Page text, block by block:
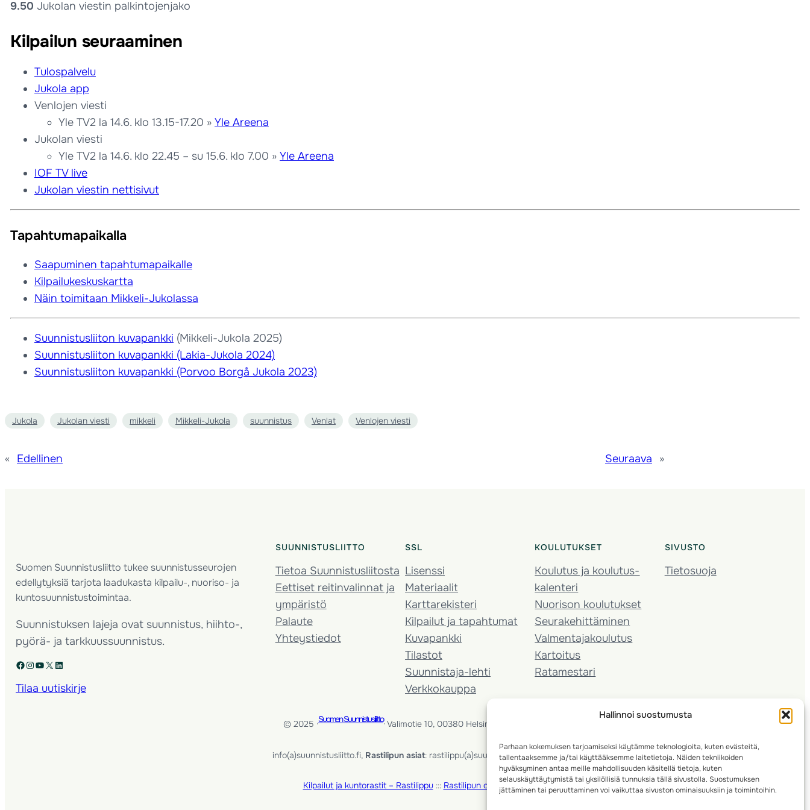
Hallinnoi suostumusta
Parhaan kokemuksen tarjoamiseksi käytämme teknologioita, kuten evästeitä,
tallentaaksemme ja/tai käyttääksemme laitetietoja. Näiden tekniikoiden
hyväksyminen antaa meille mahdollisuuden käsitellä tietoja, kuten
selauskäyttäytymistä tai yksilöllisiä tunnuksia tällä sivustolla. Suostumuksen
jättäminen tai peruuttaminen voi vaikuttaa sivuston ominaisuuksiin ja toimintoihin.
9.50 Jukolan viestin palkintojenjako
Kilpailun seuraaminen
Tulospalvelu
Jukola app
Venlojen viesti
Yle TV2 la 14.6. klo 13.15-17.20 » Yle Areena
Jukolan viesti
Yle TV2 la 14.6. klo 22.45 – su 15.6. klo 7.00 » Yle Areena
IOF TV live
Jukolan viestin nettisivut
Tapahtumapaikalla
Saapuminen tapahtumapaikalle
Kilpailukeskuskartta
Näin toimitaan Mikkeli-Jukolassa
Suunnistusliiton kuvapankki (Mikkeli-Jukola 2025)
Suunnistusliiton kuvapankki (Lakia-Jukola 2024)
Suunnistusliiton kuvapankki (Porvoo Borgå Jukola 2023)
Jukola Jukolan viesti mikkeli Mikkeli-Jukola suunnistus Venlat Venlojen viesti
« Edellinen Seuraava »
Suomen Suunnistusliitto tukee suunnistusseurojen
edellytyksiä tarjota laadukasta kilpailu-, nuoriso- ja
kuntosuunnistustoimintaa.
Suunnistuksen lajeja ovat suunnistus, hiihto-,
pyörä- ja tarkkuussuunnistus.
Facebook Instagram YouTube X LinkedIn
Tilaa uutiskirje
SUUNNISTUSLIITTO
Tietoa Suunnistusliitosta
Eettiset reitinvalinnat ja
ympäristö
Palaute
Yhteystiedot
SSL
Lisenssi
Materiaalit
Karttarekisteri
Kilpailut ja tapahtumat
Kuvapankki
Tilastot
Suunnistaja-lehti
Verkkokauppa
KOULUTUKSET
Koulutus ja koulutus­
kalenteri
Nuorison koulutukset
Seura­kehittäminen
Valmentaja­koulutus
Kartoitus
Ratamestari
SIVUSTO
Tietosuoja
© 2025 ·Suomen Suunnistusliitto· Valimotie 10, 00380 Helsinki, Finland
info(a)suunnistusliitto.fi, Rastilipun asiat: rastilippu(a)suunnistusliitto.fi
Kilpailut ja kuntorastit – Rastilippu::: Rastilipun ohjeet